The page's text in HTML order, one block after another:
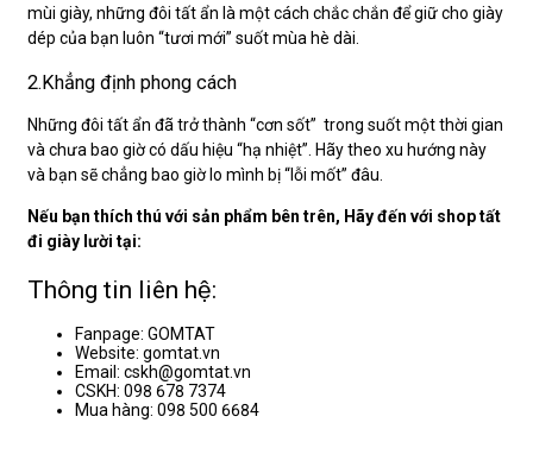
mùi giày, những đôi tất ẩn là một cách chắc chắn để giữ cho giày
dép của bạn luôn “tươi mới” suốt mùa hè dài.
2.Khẳng định phong cách
Những đôi tất ẩn đã trở thành “cơn sốt” trong suốt một thời gian
và chưa bao giờ có dấu hiệu “hạ nhiệt”. Hãy theo xu hướng này
và bạn sẽ chẳng bao giờ lo mình bị “lỗi mốt” đâu.
Nếu bạn thích thú với sản phẩm bên trên, Hãy đến với shop tất
đi giày lười tại:
Thông tin liên hệ:
Fanpage: GOMTAT
Website: gomtat.vn
Email: cskh@gomtat.vn
CSKH: 098 678 7374
Mua hàng: 098 500 6684